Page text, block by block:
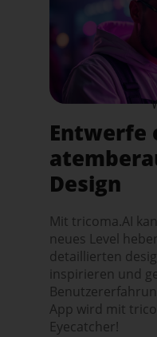
Entwerfe
Design
Mit tricoma.AI
neues Level
detaillierten
inspirieren und
App wird mit
Eyecatcher!